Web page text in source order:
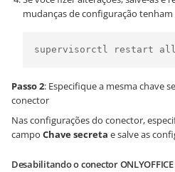
mudanças de configuração
supervisorctl restart all
Passo 2: Especifique a mesma chave
conector
Nas configurações do conector,
campo Chave secreta e salve as
Desabilitando o conector